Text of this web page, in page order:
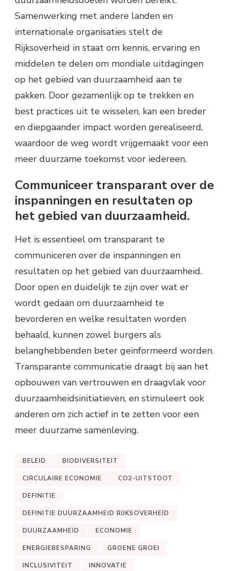
Samenwerking met andere landen en
internationale organisaties stelt de
Rijksoverheid in staat om kennis, ervaring en
middelen te delen om mondiale uitdagingen
op het gebied van duurzaamheid aan te
pakken. Door gezamenlijk op te trekken en
best practices uit te wisselen, kan een breder
en diepgaander impact worden gerealiseerd,
waardoor de weg wordt vrijgemaakt voor een
meer duurzame toekomst voor iedereen.
Communiceer transparant over de
inspanningen en resultaten op
het gebied van duurzaamheid.
Het is essentieel om transparant te
communiceren over de inspanningen en
resultaten op het gebied van duurzaamheid.
Door open en duidelijk te zijn over wat er
wordt gedaan om duurzaamheid te
bevorderen en welke resultaten worden
behaald, kunnen zowel burgers als
belanghebbenden beter geïnformeerd worden.
Transparante communicatie draagt bij aan het
opbouwen van vertrouwen en draagvlak voor
duurzaamheidsinitiatieven, en stimuleert ook
anderen om zich actief in te zetten voor een
meer duurzame samenleving.
BELEID BIODIVERSITEIT
CIRCULAIRE ECONOMIE CO2-UITSTOOT
DEFINITIE
DEFINITIE DUURZAAMHEID RIJKSOVERHEID
DUURZAAMHEID ECONOMIE
ENERGIEBESPARING GROENE GROEI
INCLUSIVITEIT INNOVATIE